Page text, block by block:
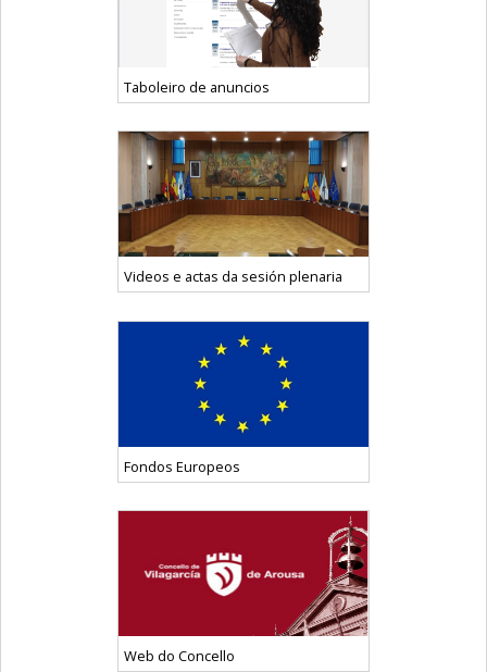
Taboleiro de anuncios
Videos e actas da sesión plenaria
Fondos Europeos
Web do Concello